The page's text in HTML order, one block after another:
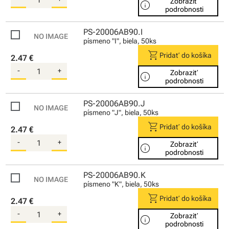
info
podrobnosti
PS-20006AB90.I
písmeno "I", biela, 50ks
2.47 €
- +
shopping_cart Pridať do košíka
info
Zobraziť
podrobnosti
PS-20006AB90.J
písmeno "J", biela, 50ks
2.47 €
- +
shopping_cart Pridať do košíka
info
Zobraziť
podrobnosti
PS-20006AB90.K
písmeno "K", biela, 50ks
2.47 €
- +
shopping_cart Pridať do košíka
info
Zobraziť
podrobnosti